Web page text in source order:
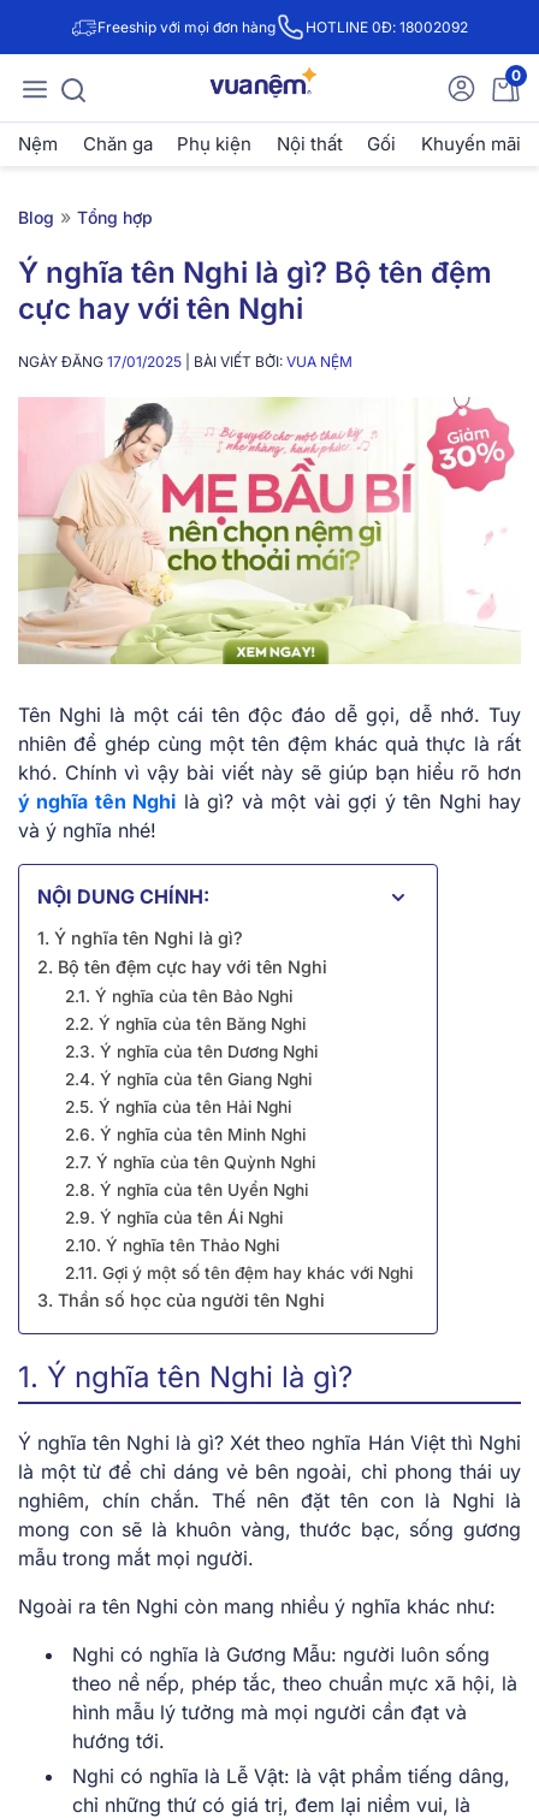
Freeship với mọi đơn hàng HOTLINE 0Đ: 18002092
0
Nệm Chăn ga Phụ kiện Nội thất Gối Khuyến mãi
Blog » Tổng hợp
Ý nghĩa tên Nghi là gì? Bộ tên đệm
cực hay với tên Nghi
NGÀY ĐĂNG 17/01/2025 | BÀI VIẾT BỞI: VUA NỆM
Tên Nghi là một cái tên độc đáo dễ gọi, dễ nhớ. Tuy
nhiên để ghép cùng một tên đệm khác quả thực là rất
khó. Chính vì vậy bài viết này sẽ giúp bạn hiểu rõ hơn
ý nghĩa tên Nghi là gì? và một vài gợi ý tên Nghi hay
và ý nghĩa nhé!
NỘI DUNG CHÍNH:
1. Ý nghĩa tên Nghi là gì?
2. Bộ tên đệm cực hay với tên Nghi
2.1. Ý nghĩa của tên Bảo Nghi
2.2. Ý nghĩa của tên Băng Nghi
2.3. Ý nghĩa của tên Dương Nghi
2.4. Ý nghĩa của tên Giang Nghi
2.5. Ý nghĩa của tên Hải Nghi
2.6. Ý nghĩa của tên Minh Nghi
2.7. Ý nghĩa của tên Quỳnh Nghi
2.8. Ý nghĩa của tên Uyển Nghi
2.9. Ý nghĩa của tên Ái Nghi
2.10. Ý nghĩa tên Thảo Nghi
2.11. Gợi ý một số tên đệm hay khác với Nghi
3. Thần số học của người tên Nghi
1. Ý nghĩa tên Nghi là gì?
Ý nghĩa tên Nghi là gì? Xét theo nghĩa Hán Việt thì Nghi
là một từ để chỉ dáng vẻ bên ngoài, chỉ phong thái uy
nghiêm, chín chắn. Thế nên đặt tên con là Nghi là
mong con sẽ là khuôn vàng, thước bạc, sống gương
mẫu trong mắt mọi người.
Ngoài ra tên Nghi còn mang nhiều ý nghĩa khác như:
Nghi có nghĩa là Gương Mẫu: người luôn sống
theo nề nếp, phép tắc, theo chuẩn mực xã hội, là
hình mẫu lý tưởng mà mọi người cần đạt và
hướng tới.
Nghi có nghĩa là Lễ Vật: là vật phẩm tiếng dâng,
chỉ những thứ có giá trị, đem lại niềm vui, là